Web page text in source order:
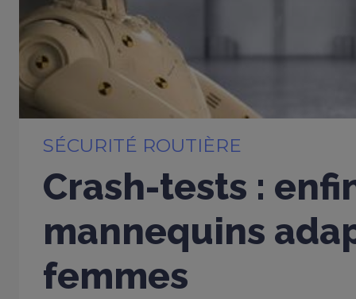
SÉCURITÉ ROUTIÈRE
Crash-tests :
mannequins
femmes